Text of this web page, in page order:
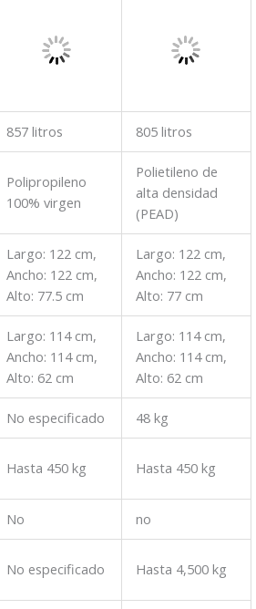
857 litros 805 litros
Polipropileno
100% virgen
Polietileno de
alta densidad
(PEAD)
Largo: 122 cm,
Ancho: 122 cm,
Alto: 77.5 cm
Largo: 122 cm,
Ancho: 122 cm,
Alto: 77 cm
Largo: 114 cm,
Ancho: 114 cm,
Alto: 62 cm
Largo: 114 cm,
Ancho: 114 cm,
Alto: 62 cm
No especificado 48 kg
Hasta 450 kg Hasta 450 kg
No no
No especificado Hasta 4,500 kg